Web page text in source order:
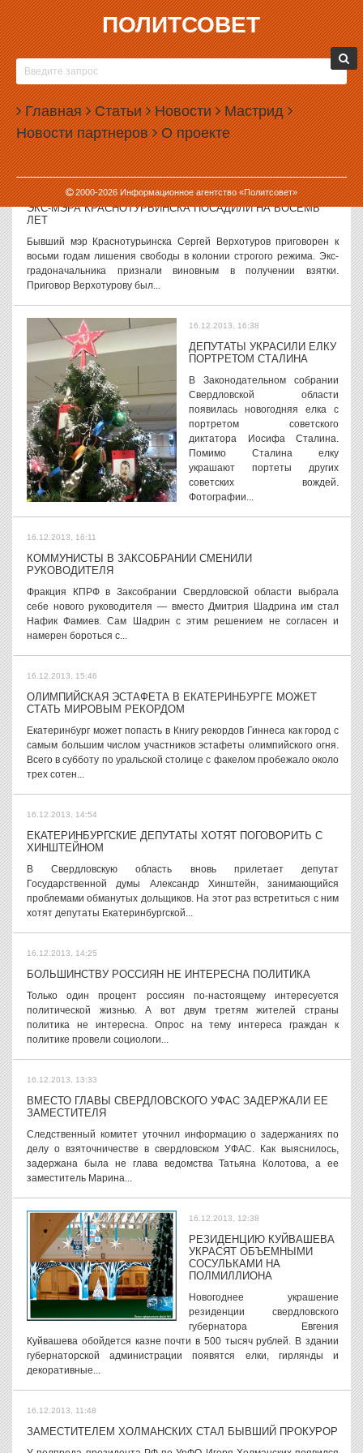
ПОЛИТСОВЕТ
Главная Статьи Новости Мастрид
Новости партнеров О проекте
2000-2026Информационное агентство «Политсовет»
16.12.2013, 18:00
ГЛАВА СВЕРДЛОВСКОГО УФАС НЕ ВЕРИТ ВО
ВЗЯТОЧНИЧЕСТВО СВОЕГО ЗАМЕСТИТЕЛЯ
Руководитель свердловской антимонопольной службы Татьяна
Колотова прокомментировала уголовное дело, возбужденное в
отношении ее заместителя Марины Пушкаревой, подозреваемой
в получении взятки....
16.12.2013, 17:23
ЭКС-МЭРА КРАСНОТУРЬИНСКА ПОСАДИЛИ НА ВОСЕМЬ
ЛЕТ
Бывший мэр Краснотурьинска Сергей Верхотуров приговорен к
восьми годам лишения свободы в колонии строгого режима. Экс-
градоначальника признали виновным в получении взятки.
Приговор Верхотурову был...
16.12.2013, 16:38
ДЕПУТАТЫ УКРАСИЛИ ЕЛКУ
ПОРТРЕТОМ СТАЛИНА
В Законодательном собрании
Свердловской области
появилась новогодняя елка с
портретом советского
диктатора Иосифа Сталина.
Помимо Сталина елку
украшают портеты других
советских вождей.
Фотографии...
16.12.2013, 16:11
КОММУНИСТЫ В ЗАКСОБРАНИИ СМЕНИЛИ
РУКОВОДИТЕЛЯ
Фракция КПРФ в Заксобрании Свердловской области выбрала
себе нового руководителя — вместо Дмитрия Шадрина им стал
Нафик Фамиев. Сам Шадрин с этим решением не согласен и
намерен бороться с...
16.12.2013, 15:46
ОЛИМПИЙСКАЯ ЭСТАФЕТА В ЕКАТЕРИНБУРГЕ МОЖЕТ
СТАТЬ МИРОВЫМ РЕКОРДОМ
Екатеринбург может попасть в Книгу рекордов Гиннеса как город с
самым большим числом участников эстафеты олимпийского огня.
Всего в субботу по уральской столице с факелом пробежало около
трех сотен...
16.12.2013, 14:54
ЕКАТЕРИНБУРГСКИЕ ДЕПУТАТЫ ХОТЯТ ПОГОВОРИТЬ С
ХИНШТЕЙНОМ
В Свердловскую область вновь прилетает депутат
Государственной думы Александр Хинштейн, занимающийся
проблемами обманутых дольщиков. На этот раз встретиться с ним
хотят депутаты Екатеринбургской...
16.12.2013, 14:25
БОЛЬШИНСТВУ РОССИЯН НЕ ИНТЕРЕСНА ПОЛИТИКА
Только один процент россиян по-настоящему интересуется
политической жизнью. А вот двум третям жителей страны
политика не интересна. Опрос на тему интереса граждан к
политике провели социологи...
16.12.2013, 13:33
ВМЕСТО ГЛАВЫ СВЕРДЛОВСКОГО УФАС ЗАДЕРЖАЛИ ЕЕ
ЗАМЕСТИТЕЛЯ
Следственный комитет уточнил информацию о задержаниях по
делу о взяточничестве в свердловском УФАС. Как выяснилось,
задержана была не глава ведомства Татьяна Колотова, а ее
заместитель Марина...
16.12.2013, 12:38
РЕЗИДЕНЦИЮ КУЙВАШЕВА
УКРАСЯТ ОБЪЕМНЫМИ
СОСУЛЬКАМИ НА
ПОЛМИЛЛИОНА
Новогоднее украшение
резиденции свердловского
губернатора Евгения
Куйвашева обойдется казне почти в 500 тысяч рублей. В здании
губернаторской администрации появятся елки, гирлянды и
декоративные...
16.12.2013, 11:48
ЗАМЕСТИТЕЛЕМ ХОЛМАНСКИХ СТАЛ БЫВШИЙ ПРОКУРОР